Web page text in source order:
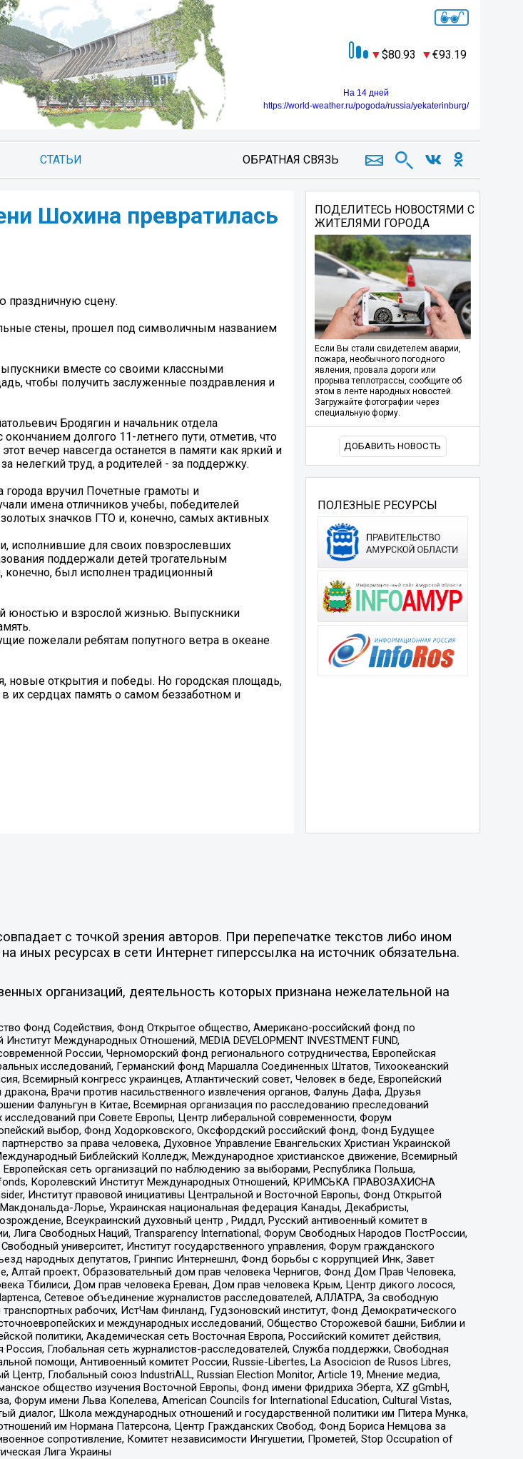
80.93 93.19
На 14 дней
https://world-weather.ru/pogoda/russia/yekaterinburg/
СТАТЬИ ОБРАТНАЯ СВЯЗЬ
Шохина превратилась
праздничную сцену.
стены, прошел под символичным названием
вместе со своими классными
чтобы получить заслуженные поздравления и
Бродягин и начальник отдела
долгого 11-летнего пути, отметив, что
вечер навсегда останется в памяти как яркий и
нелегкий труд, а родителей - за поддержку.
вручил Почетные грамоты и
имена отличников учебы, победителей
значков ГТО и, конечно, самых активных
исполнившие для своих повзрослевших
поддержали детей трогательным
был исполнен традиционный
юностью и взрослой жизнью. Выпускники
пожелали ребятам попутного ветра в океане
новые открытия и победы. Но городская площадь,
их сердцах память о самом беззаботном и
ПОДЕЛИТЕСЬ НОВОСТЯМИ С
ЖИТЕЛЯМИ ГОРОДА
Если Вы стали свидетелем аварии,
пожара, необычного погодного
явления, провала дороги или
прорыва теплотрассы, сообщите об
этом в ленте народных новостей.
Загружайте фотографии через
специальную форму.
ДОБАВИТЬ НОВОСТЬ
ПОЛЕЗНЫЕ РЕСУРСЫ
с точкой зрения авторов. При перепечатке текстов либо ином
иных ресурсах в сети Интернет гиперссылка на источник обязательна.
организаций, деятельность которых признана нежелательной на
Фонд Содействия, Фонд Открытое общество, Американо-российский фонд по
Международных Отношений, MEDIA DEVELOPMENT INVESTMENT FUND,
России, Черноморский фонд регионального сотрудничества, Европейская
исследований, Германский фонд Маршалла Соединенных Штатов, Тихоокеанский
Всемирный конгресс украинцев, Атлантический совет, Человек в беде, Европейский
Врачи против насильственного извлечения органов, Фалунь Дафа, Друзья
Фалуньгун в Китае, Всемирная организация по расследованию преследований
при Совете Европы, Центр либеральной современности, Форум
выбор, Фонд Ходорковского, Оксфордский российский фонд, Фонд Будущее
за права человека, Духовное Управление Евангельских Христиан Украинской
Библейский Колледж, Международное христианское движение, Всемирный
сеть организаций по наблюдению за выборами, Республика Польша,
Королевский Институт Международных Отношений, КРИМСЬКА ПРАВОЗАХИСНА
Институт правовой инициативы Центральной и Восточной Европы, Фонд Открытой
Лорье, Украинская национальная федерация Канады, Декабристы,
Всеукраинский духовный центр , Риддл, Русский антивоенный комитет в
Свободных Наций, Transparеncy International, Форум Свободных Народов ПостРоссии,
университет, Институт государственного управления, Форум гражданского
народных депутатов, Гринпис Интернешнл, Фонд борьбы с коррупцией Инк, Завет
Алтай проект, Образовательный дом прав человека Чернигов, Фонд Дом Прав Человека,
Тбилиси, Дом прав человека Ереван, Дом прав человека Крым, Центр дикого лосося,
Сетевое объединение журналистов расследователей, АЛЛАТРА, За свободную
рабочих, ИстЧам Финланд, Гудзоновский институт, Фонд Демократического
и международных исследований, Общество Сторожевой башни, Библии и
политики, Академическая сеть Восточная Европа, Российский комитет действия,
Глобальная сеть журналистов-расследователей, Служба поддержки, Свободная
помощи, Антивоенный комитет России, Russie-Libertes, La Asocicion de Rusos Libres,
Глобальный союз IndustriALL, Russian Election Monitor, Article 19, Мнение медиа,
общество изучения Восточной Европы, Фонд имени Фридриха Эберта, XZ gGmbH,
Форум имени Льва Копелева, American Councils for International Education, Cultural Vistas,
диалог, Школа международных отношений и государственной политики им Питера Мунка,
им Нормана Патерсона, Центр Гражданских Свобод, Фонд Бориса Немцова за
сопротивление, Комитет независимости Ингушетии, Прометей, Stop Occupation of
Лига Украины